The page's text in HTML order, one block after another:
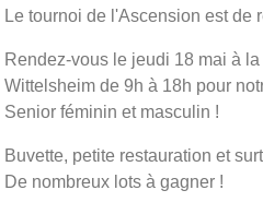
Le tournoi de l'Ascension est de
Rendez-vous le jeudi 18 mai à
Wittelsheim de 9h à 18h pour
Senior féminin et masculin !
Buvette, petite restauration et
De nombreux lots à gagner !